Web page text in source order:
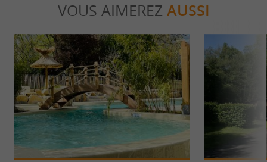
VOUS AIMEREZ AUSSI